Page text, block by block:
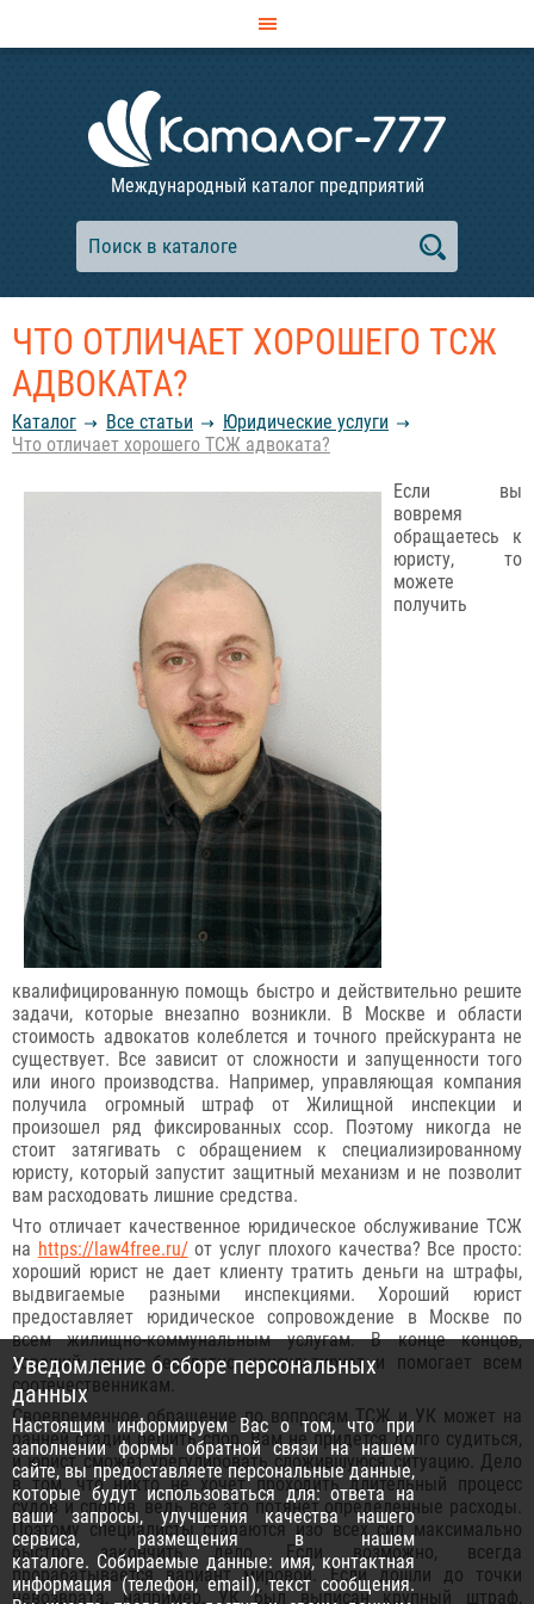
Международный каталог предприятий
ЧТО ОТЛИЧАЕТ ХОРОШЕГО ТСЖ
АДВОКАТА?
Каталог Все статьи
Юридические услуги
Что отличает хорошего ТСЖ адвоката?
Если вы
вовремя
обращаетесь к
юристу, то
можете
получить
квалифицированную помощь быстро и действительно решите
задачи, которые внезапно возникли. В Москве и области
стоимость адвокатов колеблется и точного прейскуранта не
существует. Все зависит от сложности и запущенности того
или иного производства. Например, управляющая компания
получила огромный штраф от Жилищной инспекции и
произошел ряд фиксированных ссор. Поэтому никогда не
стоит затягивать с обращением к специализированному
юристу, который запустит защитный механизм и не позволит
вам расходовать лишние средства.
Что отличает качественное юридическое обслуживание ТСЖ
на https://law4free.ru/от услуг плохого качества? Все просто:
хороший юрист не дает клиенту тратить деньги на штрафы,
выдвигаемые разными инспекциями. Хороший юрист
предоставляет юридическое сопровождение в Москве по
всем жилищно-коммунальным услугам. В конце концов,
хороший юрист бесплатно консультирует и помогает всем
соотечественникам.
Своевременное обращение по вопросам ТСЖ и УК может на
ранней стадии решить спор. Вам не придется долго судиться,
и юрист сможет урегулировать сложившуюся ситуацию. Дело
в том, что никто не хочет проходить длительный процесс
судов и споров, ведь все это потянет определенные расходы.
Поэтому специалисты стараются изо всех сил максимально
быстро закончить дело. Если возможно, всегда
прорабатывается вариант мировой. Если дошли до точки
невозврата, например, УК был выписан крупный штраф,
Уведомление о сборе персональных
данных
Настоящим информируем Вас о том, что при
заполнении формы обратной связи на нашем
сайте, вы предоставляете персональные данные,
которые будут использоваться для: ответа на
ваши запросы, улучшения качества нашего
сервиса, размещения в нашем
каталоге. Собираемые данные: имя, контактная
информация (телефон, email), текст сообщения.